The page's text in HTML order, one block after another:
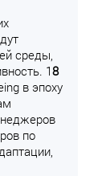
среды,
18
в эпоху
по